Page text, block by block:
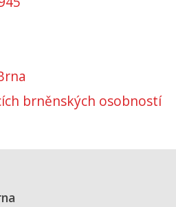
brněnských osobností